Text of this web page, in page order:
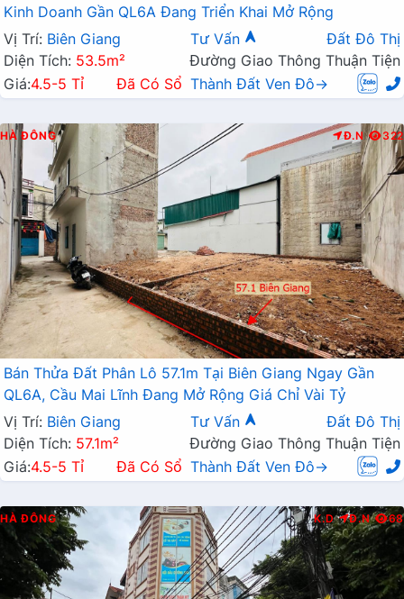
Kinh Doanh Gần QL6A Đang Triển Khai Mở Rộng
Vị Trí: Biên Giang Tư Vấn
Đất Đô Thị
Diện Tích: 53.5m²
Đường Giao Thông Thuận Tiện
Giá:4.5-5 Tỉ Đã Có Sổ Thành Đất Ven Đô→
HÀ ĐÔNG Đ.N 322
Bán Thửa Đất Phân Lô 57.1m Tại Biên Giang Ngay Gần
QL6A, Cầu Mai Lĩnh Đang Mở Rộng Giá Chỉ Vài Tỷ
Vị Trí: Biên Giang Tư Vấn
Đất Đô Thị
Diện Tích: 57.1m²
Đường Giao Thông Thuận Tiện
Giá:4.5-5 Tỉ Đã Có Sổ Thành Đất Ven Đô→
HÀ ĐÔNG K.D Đ.N 68